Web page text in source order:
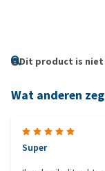
Dit product is
Wat anderen
Super